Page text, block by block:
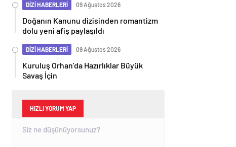
DİZİ HABERLERİ 09 Ağustos 2026
Doğanın Kanunu dizisinden romantizm
dolu yeni afiş paylaşıldı
DİZİ HABERLERİ 09 Ağustos 2026
Kuruluş Orhan’da Hazırlıklar Büyük
Savaş İçin
HIZLI YORUM YAP